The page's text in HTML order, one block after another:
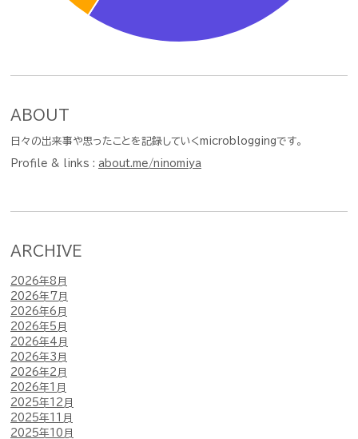
ABOUT
日々の出来事や思ったことを記録していくmicrobloggingです。
Profile & links : about.me/ninomiya
ARCHIVE
2026年8月
2026年7月
2026年6月
2026年5月
2026年4月
2026年3月
2026年2月
2026年1月
2025年12月
2025年11月
2025年10月